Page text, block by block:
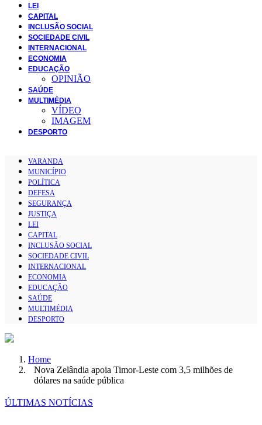
LEI
CAPITAL
INCLUSÃO SOCIAL
SOCIEDADE CIVIL
INTERNACIONAL
ECONOMIA
EDUCAÇÃO
OPINIÃO
SAÚDE
MULTIMÉDIA
VÍDEO
IMAGEM
DESPORTO
VARANDA
MUNICÍPIO
POLÍTICA
DEFESA
SEGURANÇA
JUSTIÇA
LEI
CAPITAL
INCLUSÃO SOCIAL
SOCIEDADE CIVIL
INTERNACIONAL
ECONOMIA
EDUCAÇÃO
SAÚDE
MULTIMÉDIA
DESPORTO
Home
Nova Zelândia apoia Timor-Leste com 3,5 milhões de
dólares na saúde pública
ÚLTIMAS NOTÍCIAS